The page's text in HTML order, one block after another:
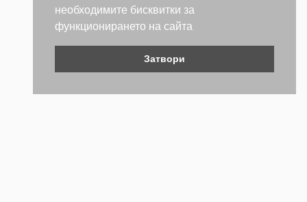
необходимите бисквитки за
функционирането на сайта
Затвори